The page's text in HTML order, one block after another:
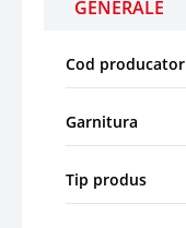
GENERALE
Cod producator
Garnitura
Tip produs